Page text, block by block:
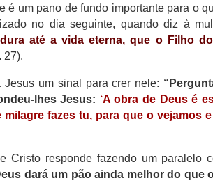
é um pano de fundo importante para o
no dia seguinte, quando diz à
até a vida eterna, que o Filho
27).
um sinal para crer nele:
lhes Jesus: ‘A obra de Deus é
milagre fazes tu, para que o vejamos
Cristo responde fazendo um paralelo
dará um pão ainda melhor do que